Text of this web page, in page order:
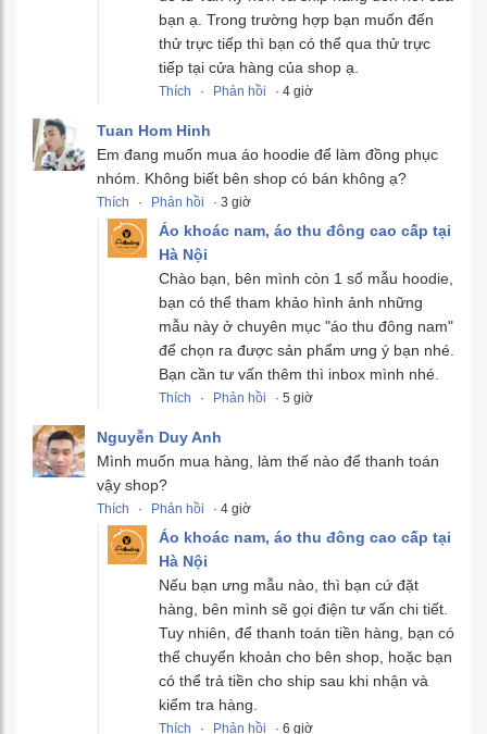
bạn ạ. Trong trường hợp bạn muốn đến
thử trực tiếp thì bạn có thể qua thử trực
tiếp tại cửa hàng của shop ạ.
Thích · Phản hồi · 4 giờ
Tuan Hom Hinh
Em đang muốn mua áo hoodie để làm đồng phục
nhóm. Không biết bên shop có bán không ạ?
Thích · Phản hồi · 3 giờ
Áo khoác nam, áo thu đông cao cấp tại
Hà Nội
Chào bạn, bên mình còn 1 số mẫu hoodie,
bạn có thể tham khảo hình ảnh những
mẫu này ở chuyên mục "áo thu đông nam"
để chọn ra được sản phẩm ưng ý bạn nhé.
Bạn cần tư vấn thêm thì inbox mình nhé.
Thích · Phản hồi · 5 giờ
Nguyễn Duy Anh
Mình muốn mua hàng, làm thế nào để thanh toán
vậy shop?
Thích · Phản hồi · 4 giờ
Áo khoác nam, áo thu đông cao cấp tại
Hà Nội
Nếu bạn ưng mẫu nào, thì bạn cứ đặt
hàng, bên mình sẽ gọi điện tư vấn chi tiết.
Tuy nhiên, để thanh toán tiền hàng, bạn có
thể chuyển khoản cho bên shop, hoặc bạn
có thể trả tiền cho ship sau khi nhận và
kiểm tra hàng.
Thích · Phản hồi · 6 giờ